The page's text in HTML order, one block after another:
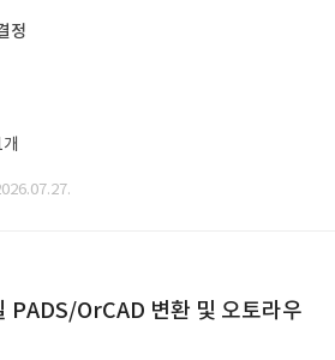
정
PADS/OrCAD 변환 및 오토라우